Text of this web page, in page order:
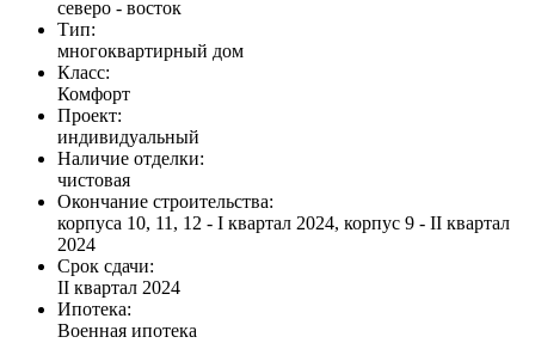
северо - восток
Тип:
многоквартирный дом
Класс:
Комфорт
Проект:
индивидуальный
Наличие отделки:
чистовая
Окончание строительства:
корпуса 10, 11, 12 - I квартал 2024, корпус 9 - II квартал
2024
Срок сдачи:
II квартал 2024
Ипотека:
Военная ипотека